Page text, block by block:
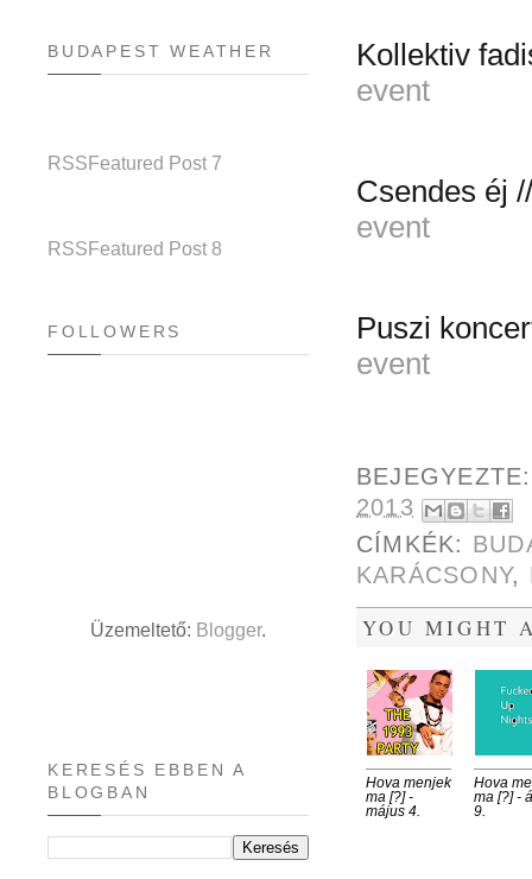
Kollektiv
event
Csendes éj
event
Puszi
event
2013
CÍMKÉK:
KARÁCSONY,
YOU MIGHT
Hova menjek
ma [?] -
május 4.
Hova
ma [?] -
9.
BUDAPEST WEATHER
RSS Featured Post 7
RSS Featured Post 8
FOLLOWERS
Üzemeltető: Blogger.
KERESÉS EBBEN A
BLOGBAN